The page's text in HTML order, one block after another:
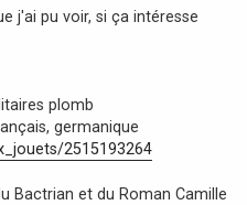
j'ai pu voir, si ça intéresse
plomb
germanique
2515193264
Bactrian et du Roman Camille